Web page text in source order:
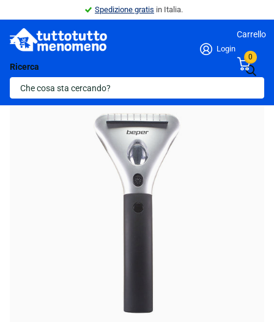
Spedizione gratis in Italia.
Ricerca
Login
Carrello
0
Indietro